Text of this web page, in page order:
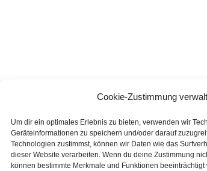
Cookie-Zustimmung
Um dir ein optimales Erlebnis zu bieten, verwenden wir
Geräteinformationen zu speichern und/oder darauf
Technologien zustimmst, können wir Daten wie das
dieser Website verarbeiten. Wenn du deine Zustimmung
können bestimmte Merkmale und Funktionen beeinträchtigt